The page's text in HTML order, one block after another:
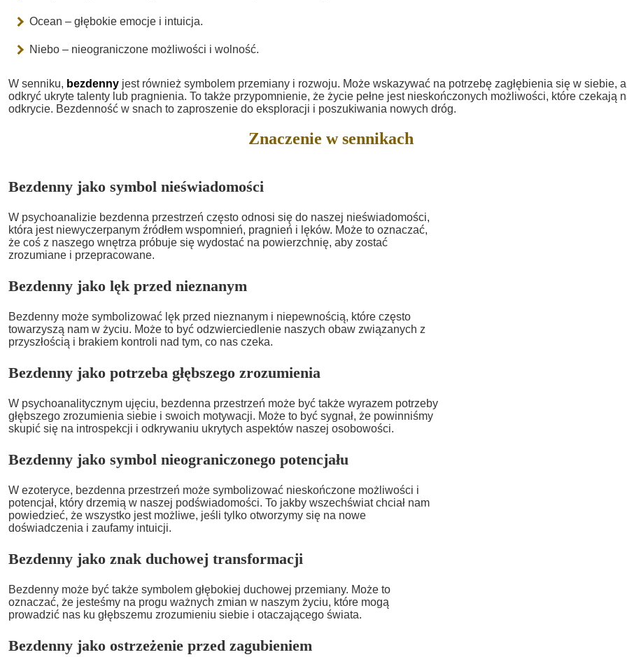
Ocean – głębokie emocje i intuicja.
Niebo – nieograniczone możliwości i wolność.
W senniku, bezdenny jest również symbolem przemiany i rozwoju. Może wskazywać na potrzebę zagłębienia się w siebie,
odkryć ukryte talenty lub pragnienia. To także przypomnienie, że życie pełne jest nieskończonych możliwości, które czekają
odkrycie. Bezdenność w snach to zaproszenie do eksploracji i poszukiwania nowych dróg.
Znaczenie w sennikach
Bezdenny jako symbol nieświadomości
W psychoanalizie bezdenna przestrzeń często odnosi się do naszej nieświadomości,
która jest niewyczerpanym źródłem wspomnień, pragnień i lęków. Może to oznaczać,
że coś z naszego wnętrza próbuje się wydostać na powierzchnię, aby zostać
zrozumiane i przepracowane.
Bezdenny jako lęk przed nieznanym
Bezdenny może symbolizować lęk przed nieznanym i niepewnością, które często
towarzyszą nam w życiu. Może to być odzwierciedlenie naszych obaw związanych z
przyszłością i brakiem kontroli nad tym, co nas czeka.
Bezdenny jako potrzeba głębszego zrozumienia
W psychoanalitycznym ujęciu, bezdenna przestrzeń może być także wyrazem potrzeby
głębszego zrozumienia siebie i swoich motywacji. Może to być sygnał, że powinniśmy
skupić się na introspekcji i odkrywaniu ukrytych aspektów naszej osobowości.
Bezdenny jako symbol nieograniczonego potencjału
W ezoteryce, bezdenna przestrzeń może symbolizować nieskończone możliwości i
potencjał, który drzemią w naszej podświadomości. To jakby wszechświat chciał nam
powiedzieć, że wszystko jest możliwe, jeśli tylko otworzymy się na nowe
doświadczenia i zaufamy intuicji.
Bezdenny jako znak duchowej transformacji
Bezdenny może być także symbolem głębokiej duchowej przemiany. Może to
oznaczać, że jesteśmy na progu ważnych zmian w naszym życiu, które mogą
prowadzić nas ku głębszemu zrozumieniu siebie i otaczającego świata.
Bezdenny jako ostrzeżenie przed zagubieniem